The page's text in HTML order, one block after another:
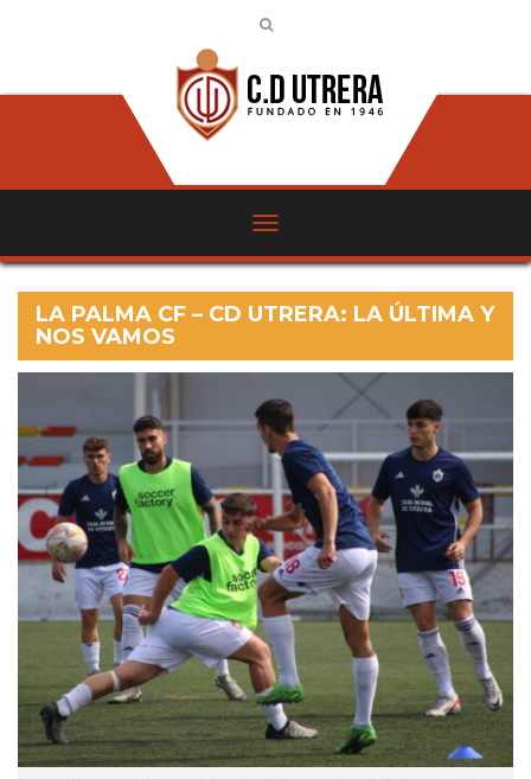
LA PALMA CF – CD UTRERA: LA ÚLTIMA Y
NOS VAMOS